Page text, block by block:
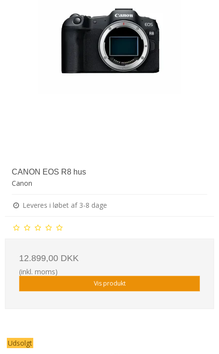
CANON EOS R8 hus
Canon
Leveres i løbet af 3-8 dage
12.899,00 DKK
(inkl. moms)
Vis produkt
Udsolgt